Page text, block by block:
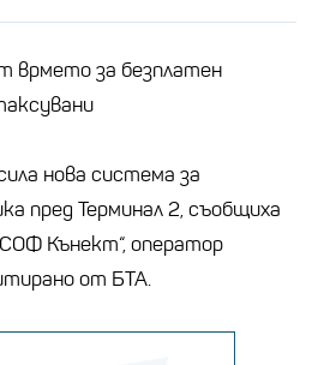
врмето за безплатен
нова система за
пред Терминал 2, съобщиха
Кънект“, оператор
от БТА.